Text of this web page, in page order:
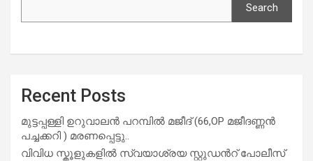
Search
Recent Posts
മുട്ടപ്പള്ളി ഉറുവാലൻ പറമ്പിൽ മജീദ് (66,OP മജീദണ്ണൻ
പച്ചക്കറി ) മരണപ്പെട്ടു..
വിവിധ സ്കൂളുകളില്‍ സ്വയാശ്രയ സ്റ്റുഡന്‍റ് പോലീസ്